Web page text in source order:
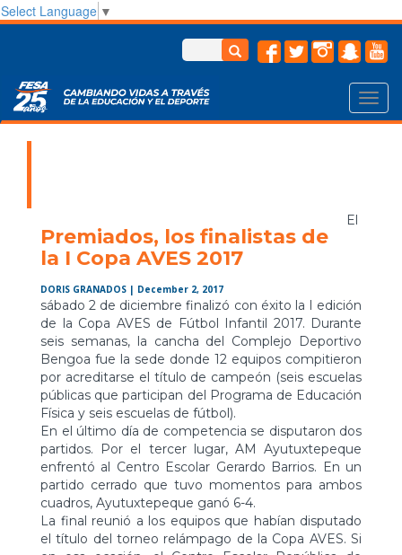
Select Language ▼
Premiados, los finalistas de
la I Copa AVES 2017
DORIS GRANADOS | December 2, 2017
El
sábado 2 de diciembre finalizó con éxito la I edición
de la Copa AVES de Fútbol Infantil 2017. Durante
seis semanas, la cancha del Complejo Deportivo
Bengoa fue la sede donde 12 equipos compitieron
por acreditarse el título de campeón (seis escuelas
públicas que participan del Programa de Educación
Física y seis escuelas de fútbol).
En el último día de competencia se disputaron dos
partidos. Por el tercer lugar, AM Ayutuxtepeque
enfrentó al Centro Escolar Gerardo Barrios. En un
partido cerrado que tuvo momentos para ambos
cuadros, Ayutuxtepeque ganó 6-4.
La final reunió a los equipos que habían disputado
el título del torneo relámpago de la Copa AVES. Si